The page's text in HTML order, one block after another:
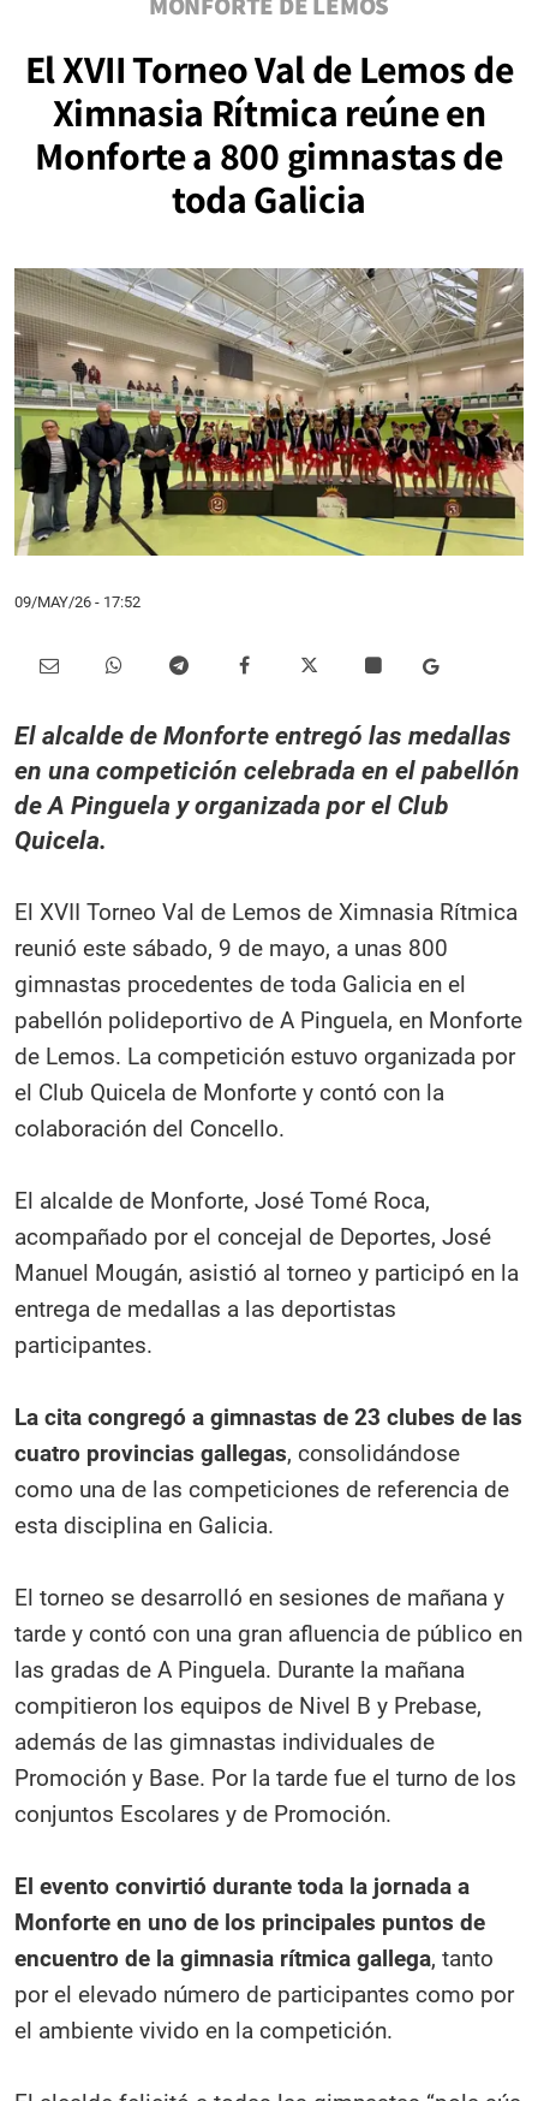
El XVII Torneo Val de Lemos de
Ximnasia Rítmica reúne en
Monforte a 800 gimnastas de
toda Galicia
09/MAY/26 - 17:52
El alcalde de Monforte entregó las medallas
en una competición celebrada en el pabellón
de A Pinguela y organizada por el Club
Quicela.
El XVII Torneo Val de Lemos de Ximnasia Rítmica
reunió este sábado, 9 de mayo, a unas 800
gimnastas procedentes de toda Galicia en el
pabellón polideportivo de A Pinguela, en Monforte
de Lemos. La competición estuvo organizada por
el Club Quicela de Monforte y contó con la
colaboración del Concello.
El alcalde de Monforte, José Tomé Roca,
acompañado por el concejal de Deportes, José
Manuel Mougán, asistió al torneo y participó en la
entrega de medallas a las deportistas
participantes.
La cita congregó a gimnastas de 23 clubes de las
cuatro provincias gallegas, consolidándose
como una de las competiciones de referencia de
esta disciplina en Galicia.
El torneo se desarrolló en sesiones de mañana y
tarde y contó con una gran afluencia de público en
las gradas de A Pinguela. Durante la mañana
compitieron los equipos de Nivel B y Prebase,
además de las gimnastas individuales de
Promoción y Base. Por la tarde fue el turno de los
conjuntos Escolares y de Promoción.
El evento convirtió durante toda la jornada a
Monforte en uno de los principales puntos de
encuentro de la gimnasia rítmica gallega, tanto
por el elevado número de participantes como por
el ambiente vivido en la competición.